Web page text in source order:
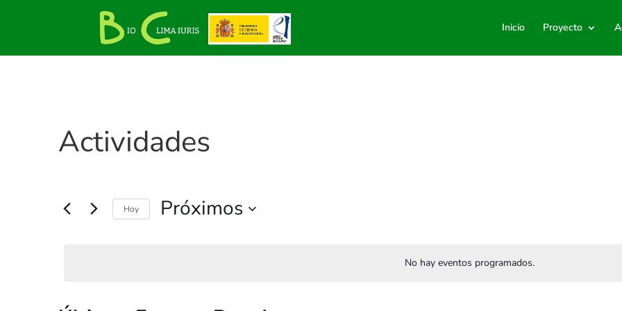
Inicio Proyecto
Actividades
No hay eventos programados.
Hoy Próximos